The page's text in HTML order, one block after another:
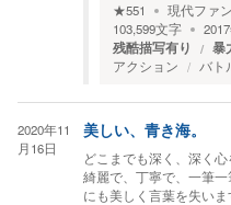
★551 現代ファ
103,599文字
残酷描写有り 暴
アクション バト
2020年11
月16日
美しい、青き海。
どこまでも深く、深く心
綺麗で、丁寧で、一筆
にも美しく言葉を失いま